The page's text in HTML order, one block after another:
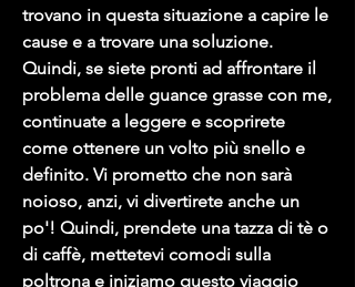
trovano in questa situazione a capire le
cause e a trovare una soluzione.
Quindi, se siete pronti ad affrontare il
problema delle guance grasse con me,
continuate a leggere e scoprirete
come ottenere un volto più snello e
definito. Vi prometto che non sarà
noioso, anzi, vi divertirete anche un
po'! Quindi, prendete una tazza di tè o
di caffè, mettetevi comodi sulla
poltrona e iniziamo questo viaggio